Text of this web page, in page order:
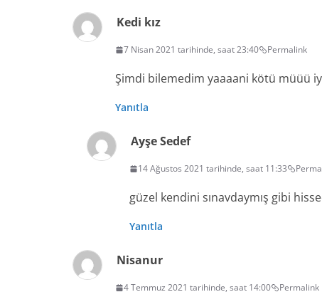
Kedi kız
7 Nisan 2021 tarihinde, saat 23:40 Permalink
Şimdi bilemedim yaaaani kötü müüü
Yanıtla
Ayşe Sedef
14 Ağustos 2021 tarihinde, saat 11:33
güzel kendini sınavdaymış gibi
Yanıtla
Nisanur
4 Temmuz 2021 tarihinde, saat 14:00 Permalink